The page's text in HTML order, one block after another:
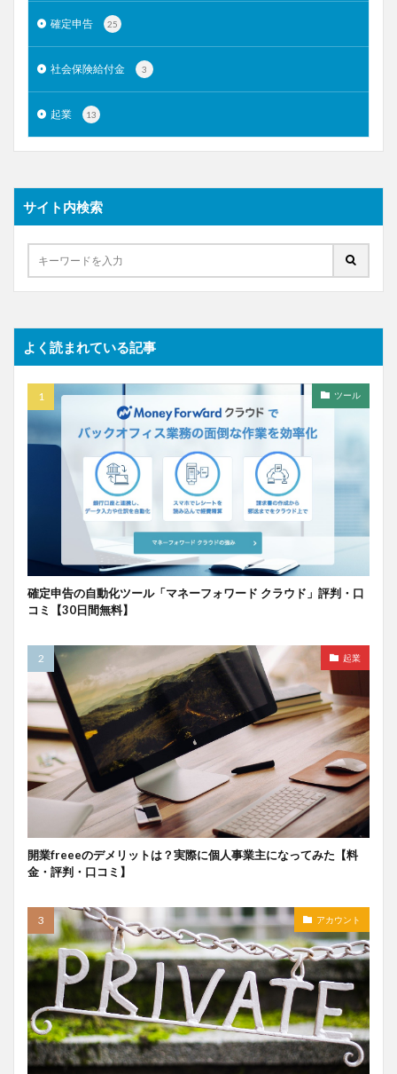
確定申告 25
社会保険給付金 3
起業 13
サイト内検索
よく読まれている記事
ツール
確定申告の自動化ツール「マネーフォワード クラウド」評判・口
コミ【30日間無料】
起業
開業freeeのデメリットは？実際に個人事業主になってみた【料
金・評判・口コミ】
アカウント